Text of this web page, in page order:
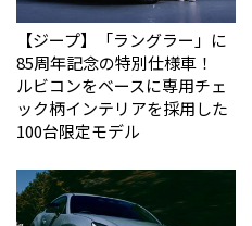
【ジープ】「ラングラー」に
85周年記念の特別仕様車！
ルビコンをベースに専用チェ
ック柄インテリアを採用した
100台限定モデル